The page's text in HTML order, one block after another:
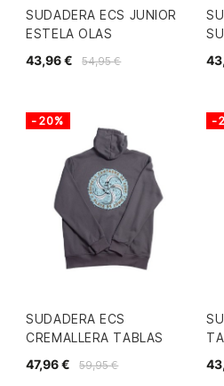
SUDADERA ECS JUNIOR
ESTELA OLAS
54,95 €
43,96 €
SUDADERA ECS
CREMALLERA TABLAS
59,95 €
47,96 €
-20% -